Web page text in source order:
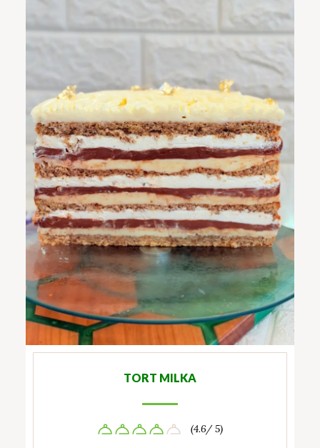
TORT MILKA
(4.6/ 5)